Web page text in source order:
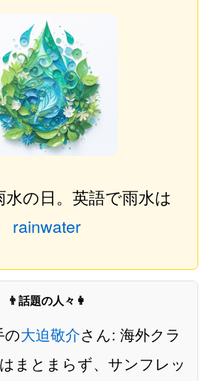
の日。英語で雨水は
rainwater
👨話題の人々👩
の大迫敬介さん: 海外クラ
まとまらず、サンフレッ